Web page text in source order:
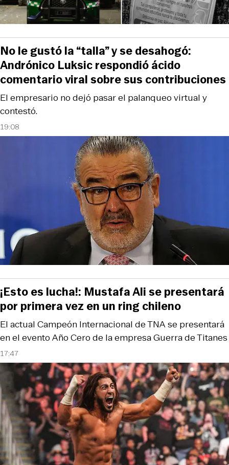
19:08
El empresario no dejó pasar el palanqueo virtual y
contestó.
No le gustó la “talla” y se desahogó:
Andrónico Luksic respondió ácido
comentario viral sobre sus contribuciones
17:47
El actual Campeón Internacional de TNA se presentará
en el evento Año Cero de la empresa Guerra de Titanes
¡Esto es lucha!: Mustafa Ali se presentará
por primera vez en un ring chileno